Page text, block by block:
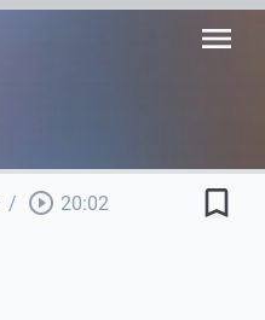
menu
/ play_circle_outline 20:02 bookmark_border